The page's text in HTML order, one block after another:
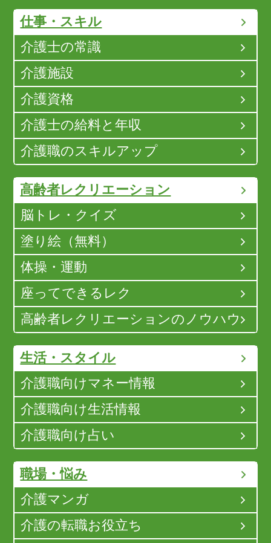
仕事・スキル
介護士の常識
介護施設
介護資格
介護士の給料と年収
介護職のスキルアップ
高齢者レクリエーション
脳トレ・クイズ
塗り絵（無料）
体操・運動
座ってできるレク
高齢者レクリエーションのノウハウ
生活・スタイル
介護職向けマネー情報
介護職向け生活情報
介護職向け占い
職場・悩み
介護マンガ
介護の転職お役立ち